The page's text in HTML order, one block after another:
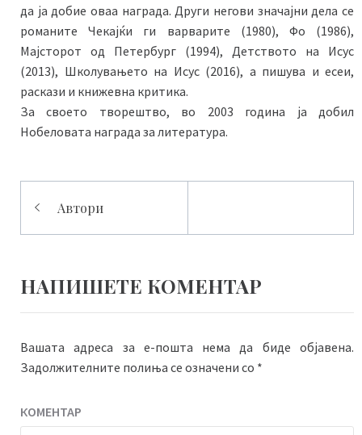
да ја добие оваа награда. Други негови значајни дела се
романите Чекајќи ги варварите (1980), Фо (1986),
Мајсторот од Петербург (1994), Детството на Исус
(2013), Школувањето на Исус (2016), а пишува и есеи,
раскази и книжевна критика.
За своето творештво, во 2003 година ја добил
Нобеловата награда за литература.
Навигација
на
Автори
НАПИШЕТЕ КОМЕНТАР
Вашата адреса за е-пошта нема да биде објавена.
Задолжителните полиња се означени со *
КОМЕНТАР